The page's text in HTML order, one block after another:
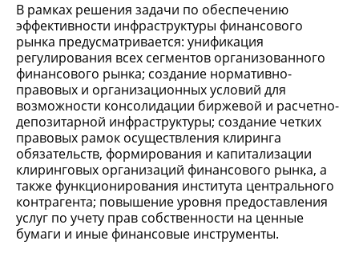
В рамках решения задачи по обеспечению
эффективности инфраструктуры финансового
рынка предусматривается: унификация
регулирования всех сегментов организованного
финансового рынка; создание нормативно-
правовых и организационных условий для
возможности консолидации биржевой и расчетно-
депозитарной инфраструктуры; создание четких
правовых рамок осуществления клиринга
обязательств, формирования и капитализации
клиринговых организаций финансового рынка, а
также функционирования института центрального
контрагента; повышение уровня предоставления
услуг по учету прав собственности на ценные
бумаги и иные финансовые инструменты.